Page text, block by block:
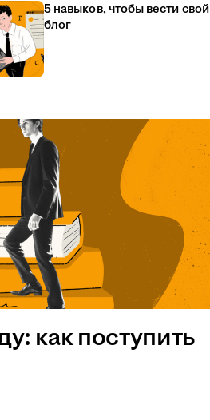
5 навыков, чтобы вести свой
блог
как поступить